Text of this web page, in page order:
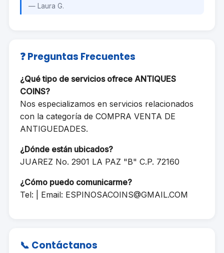
— Laura G.
❓ Preguntas Frecuentes
¿Qué tipo de servicios ofrece ANTIQUES
COINS?
Nos especializamos en servicios relacionados
con la categoría de COMPRA VENTA DE
ANTIGUEDADES.
¿Dónde están ubicados?
JUAREZ No. 2901 LA PAZ "B" C.P. 72160
¿Cómo puedo comunicarme?
Tel: | Email: ESPINOSACOINS@GMAIL.COM
📞 Contáctanos